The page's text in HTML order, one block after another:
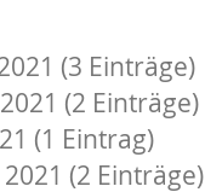
(3 Einträge)
(2 Einträge)
(1 Eintrag)
(2 Einträge)